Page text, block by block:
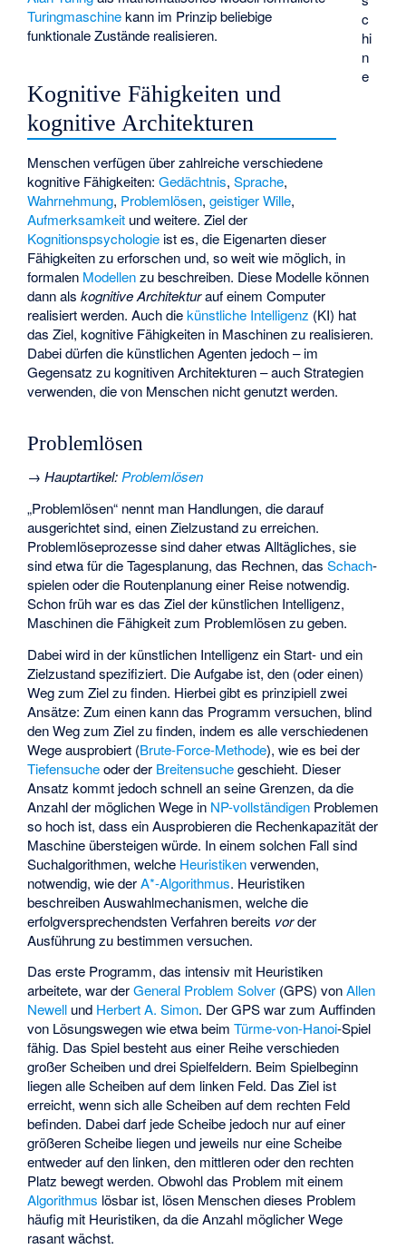
c
hi
n
e
Turingmaschinekann im Prinzip beliebige
funktionale Zustände realisieren.
Kognitive Fähigkeiten und
kognitive Architekturen
Menschen verfügen über zahlreiche verschiedene
kognitive Fähigkeiten:Gedächtnis,Sprache,
Wahrnehmung, Problemlösen,geistiger Wille,
Aufmerksamkeit und weitere. Ziel der
Kognitionspsychologie ist es, die Eigenarten dieser
Fähigkeiten zu erforschen und, so weit wie möglich, in
formalen Modellenzu beschreiben. Diese Modelle können
dann alskognitive Architekturauf einem Computer
realisiert werden. Auch diekünstliche Intelligenz (KI) hat
das Ziel, kognitive Fähigkeiten in Maschinen zu realisieren.
Dabei dürfen die künstlichen Agenten jedoch – im
Gegensatz zu kognitiven Architekturen – auch Strategien
verwenden, die von Menschen nicht genutzt werden.
Problemlösen
→Hauptartikel:Problemlösen
„Problemlösen“ nennt man Handlungen, die darauf
ausgerichtet sind, einen Zielzustand zu erreichen.
Problemlöseprozesse sind daher etwas Alltägliches, sie
sind etwa für die Tagesplanung, das Rechnen, dasSchach­
spielen oder die Routenplanung einer Reise notwendig.
Schon früh war es das Ziel der künstlichen Intelligenz,
Maschinen die Fähigkeit zum Problemlösen zu geben.
Dabei wird in der künstlichen Intelligenz ein Start- und ein
Zielzustand spezifiziert. Die Aufgabe ist, den (oder einen)
Weg zum Ziel zu finden. Hierbei gibt es prinzipiell zwei
Ansätze: Zum einen kann das Programm versuchen, blind
den Weg zum Ziel zu finden, indem es alle verschiedenen
Wege ausprobiert (Brute-Force-Methode), wie es bei der
Tiefensucheoder der Breitensuchegeschieht. Dieser
Ansatz kommt jedoch schnell an seine Grenzen, da die
Anzahl der möglichen Wege in NP-vollständigen Problemen
so hoch ist, dass ein Ausprobieren die Rechenkapazität der
Maschine übersteigen würde. In einem solchen Fall sind
Suchalgorithmen, welche Heuristikenverwenden,
notwendig, wie derA*-Algorithmus. Heuristiken
beschreiben Auswahlmechanismen, welche die
erfolgversprechendsten Verfahren bereits vorder
Ausführung zu bestimmen versuchen.
Das erste Programm, das intensiv mit Heuristiken
arbeitete, war derGeneral Problem Solver (GPS) vonAllen
Newell und Herbert A. Simon. Der GPS war zum Auffinden
von Lösungswegen wie etwa beimTürme-von-Hanoi-Spiel
fähig. Das Spiel besteht aus einer Reihe verschieden
großer Scheiben und drei Spielfeldern. Beim Spielbeginn
liegen alle Scheiben auf dem linken Feld. Das Ziel ist
erreicht, wenn sich alle Scheiben auf dem rechten Feld
befinden. Dabei darf jede Scheibe jedoch nur auf einer
größeren Scheibe liegen und jeweils nur eine Scheibe
entweder auf den linken, den mittleren oder den rechten
Platz bewegt werden. Obwohl das Problem mit einem
Algorithmus lösbar ist, lösen Menschen dieses Problem
häufig mit Heuristiken, da die Anzahl möglicher Wege
rasant wächst.